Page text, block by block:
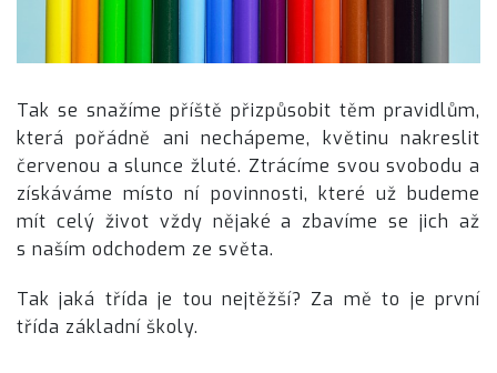
Tak se snažíme příště přizpůsobit těm pravidlům,
která pořádně ani nechápeme, květinu nakreslit
červenou a slunce žluté. Ztrácíme svou svobodu a
získáváme místo ní povinnosti, které už budeme
mít celý život vždy nějaké a zbavíme se jich až
s naším odchodem ze světa.
Tak jaká třída je tou nejtěžší? Za mě to je první
třída základní školy.